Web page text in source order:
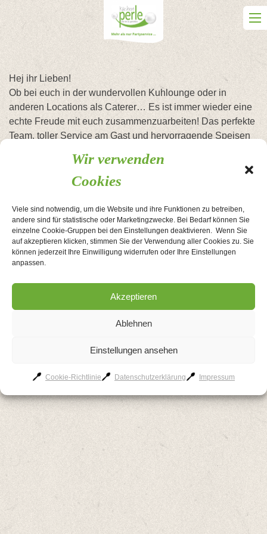
Wir verwenden
Cookies
Viele sind notwendig, um die Website und ihre Funktionen zu betreiben,
andere sind für statistische oder Marketingzwecke. Bei Bedarf können Sie
einzelne Cookie-Gruppen bei den Einstellungen deaktivieren. Wenn Sie
auf akzeptieren klicken, stimmen Sie der Verwendung aller Cookies zu. Sie
können jederzeit Ihre Einwilligung widerrufen oder Ihre Einstellungen
anpassen.
Akzeptieren
Ablehnen
Einstellungen ansehen
Cookie-Richtlinie Datenschutzerklärung Impressum
Skip
content
Hej ihr Lieben!
Ob bei euch in der wundervollen Kuhlounge oder in
anderen Locations als Caterer… Es ist immer wieder eine
echte Freude mit euch zusammenzuarbeiten! Das perfekte
Team, toller Service am Gast und hervorragende Speisen
Beitragsnavigation
50. Geburtstag Unsere Hochzeit
Cookie-Richtlinie